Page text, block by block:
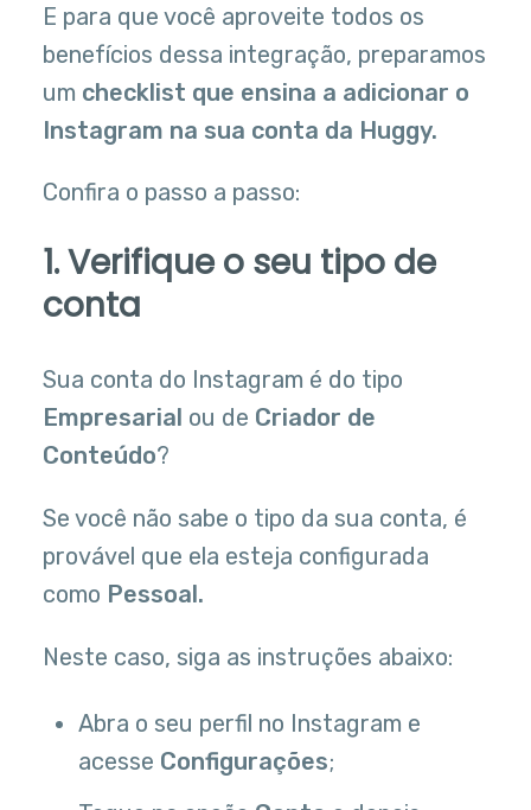
E para que você aproveite todos os
benefícios dessa integração, preparamos
um checklist que ensina a adicionar o
Instagram na sua conta da Huggy.
Confira o passo a passo:
1. Verifique o seu tipo de
conta
Sua conta do Instagram é do tipo
Empresarial ou de Criador de
Conteúdo?
Se você não sabe o tipo da sua conta, é
provável que ela esteja configurada
como Pessoal.
Neste caso, siga as instruções abaixo:
Abra o seu perfil no Instagram e
acesse Configurações;